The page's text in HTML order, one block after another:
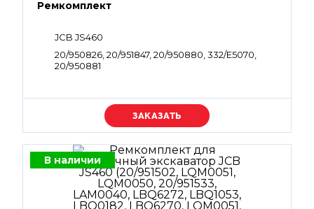
Ремкомплект
JCB JS460
20/950826, 20/951847, 20/950880, 332/E5070,
20/950881
Уточняйте цену
В наличии